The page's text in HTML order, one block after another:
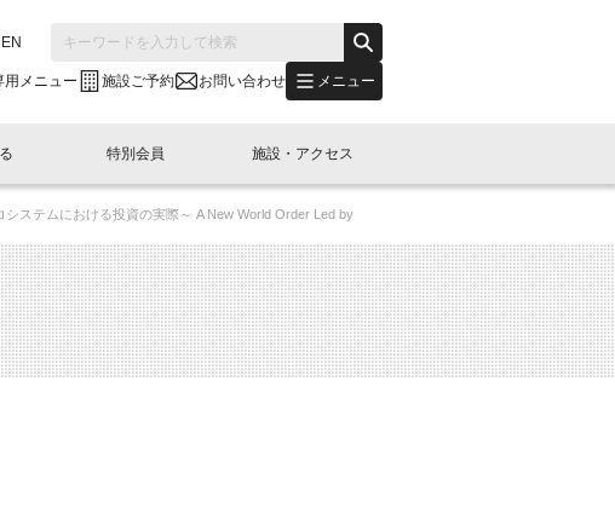
EN
用メニュー 施設ご予約 お問い合わせ メニュー
特別会員開催
出展・参加
What's "LINK-BioBAY TOKYO"？
会報誌 (News Letter)
日本橋コラム
ニュース・事業紹介
イベント
What’s LINK-J WEST
事業内容
GTB日本橋エリアについて
特別会員
入会申し込み
施設・アクセス
施設ご予約
ステムにおける投資の実際～ A New World Order Led by